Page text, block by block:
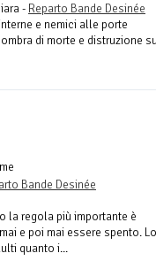
- Reparto Bande Desinée
e nemici alle porte
di morte e distruzione
Bande Desinée
la regola più importante è
e poi mai essere spento. Lo
quanto i...